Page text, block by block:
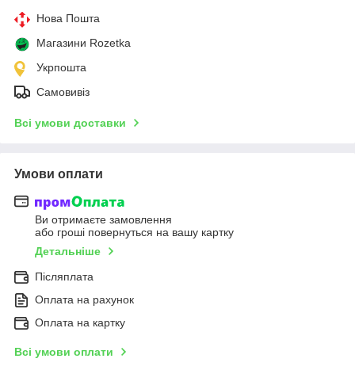
Нова Пошта
Магазини Rozetka
Укрпошта
Самовивіз
Всі умови доставки
Умови оплати
Ви отримаєте замовлення
або гроші повернуться на вашу картку
Детальніше
Післяплата
Оплата на рахунок
Оплата на картку
Всі умови оплати